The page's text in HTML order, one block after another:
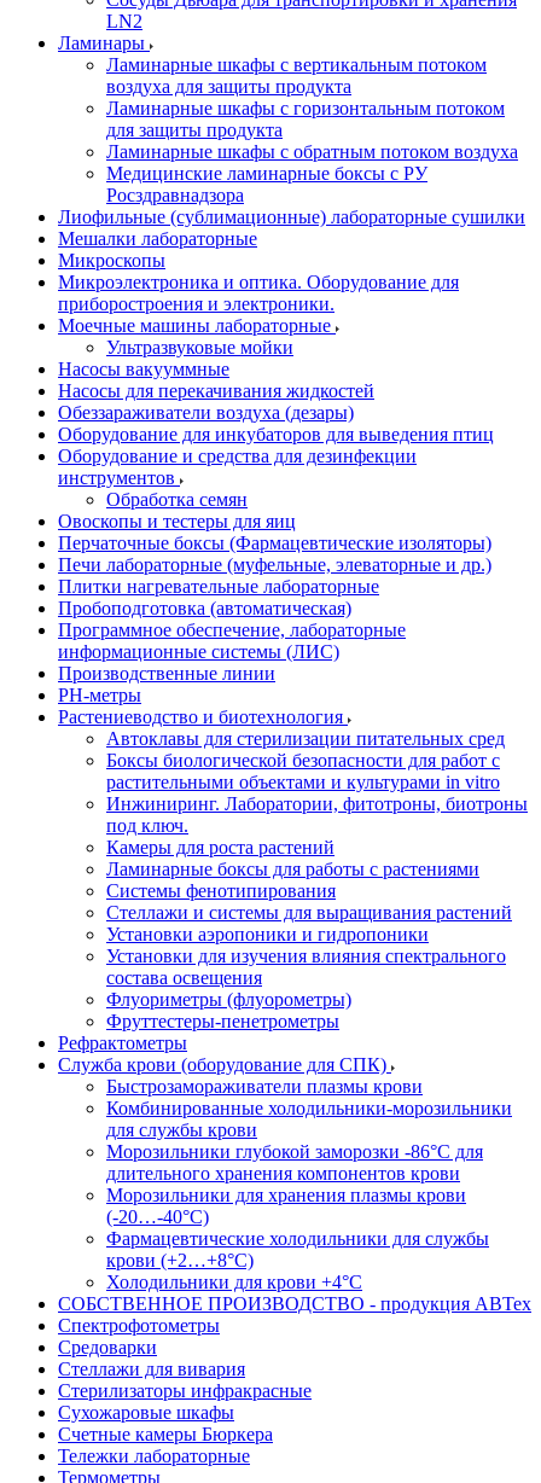
LN2
Ламинары
Ламинарные шкафы с вертикальным потоком
воздуха для защиты продукта
Ламинарные шкафы с горизонтальным потоком
для защиты продукта
Ламинарные шкафы с обратным потоком воздуха
Медицинские ламинарные боксы с РУ
Росздравнадзора
Лиофильные (сублимационные) лабораторные сушилки
Мешалки лабораторные
Микроскопы
Микроэлектроника и оптика. Оборудование для
приборостроения и электроники.
Моечные машины лабораторные
Ультразвуковые мойки
Насосы вакууммные
Насосы для перекачивания жидкостей
Обеззараживатели воздуха (дезары)
Оборудование для инкубаторов для выведения птиц
Оборудование и средства для дезинфекции
инструментов
Обработка семян
Овоскопы и тестеры для яиц
Перчаточные боксы (Фармацевтические изоляторы)
Печи лабораторные (муфельные, элеваторные и др.)
Плитки нагревательные лабораторные
Пробоподготовка (автоматическая)
Программное обеспечение, лабораторные
информационные системы (ЛИС)
Производственные линии
РH-метры
Растениеводство и биотехнология
Автоклавы для стерилизации питательных сред
Боксы биологической безопасности для работ с
растительными объектами и культурами in vitro
Инжиниринг. Лаборатории, фитотроны, биотроны
под ключ.
Камеры для роста растений
Ламинарные боксы для работы с растениями
Системы фенотипирования
Стеллажи и системы для выращивания растений
Установки аэропоники и гидропоники
Установки для изучения влияния спектрального
состава освещения
Флуориметры (флуорометры)
Фруттестеры-пенетрометры
Рефрактометры
Служба крови (оборудование для СПК)
Быстрозамораживатели плазмы крови
Комбинированные холодильники-морозильники
для службы крови
Морозильники глубокой заморозки -86°С для
длительного хранения компонентов крови
Морозильники для хранения плазмы крови
(-20…-40°С)
Фармацевтические холодильники для службы
крови (+2…+8°С)
Холодильники для крови +4°С
СОБСТВЕННОЕ ПРОИЗВОДСТВО - продукция АВТех
Спектрофотометры
Средоварки
Стеллажи для вивария
Стерилизаторы инфракрасные
Сухожаровые шкафы
Счетные камеры Бюркера
Тележки лабораторные
Термометры